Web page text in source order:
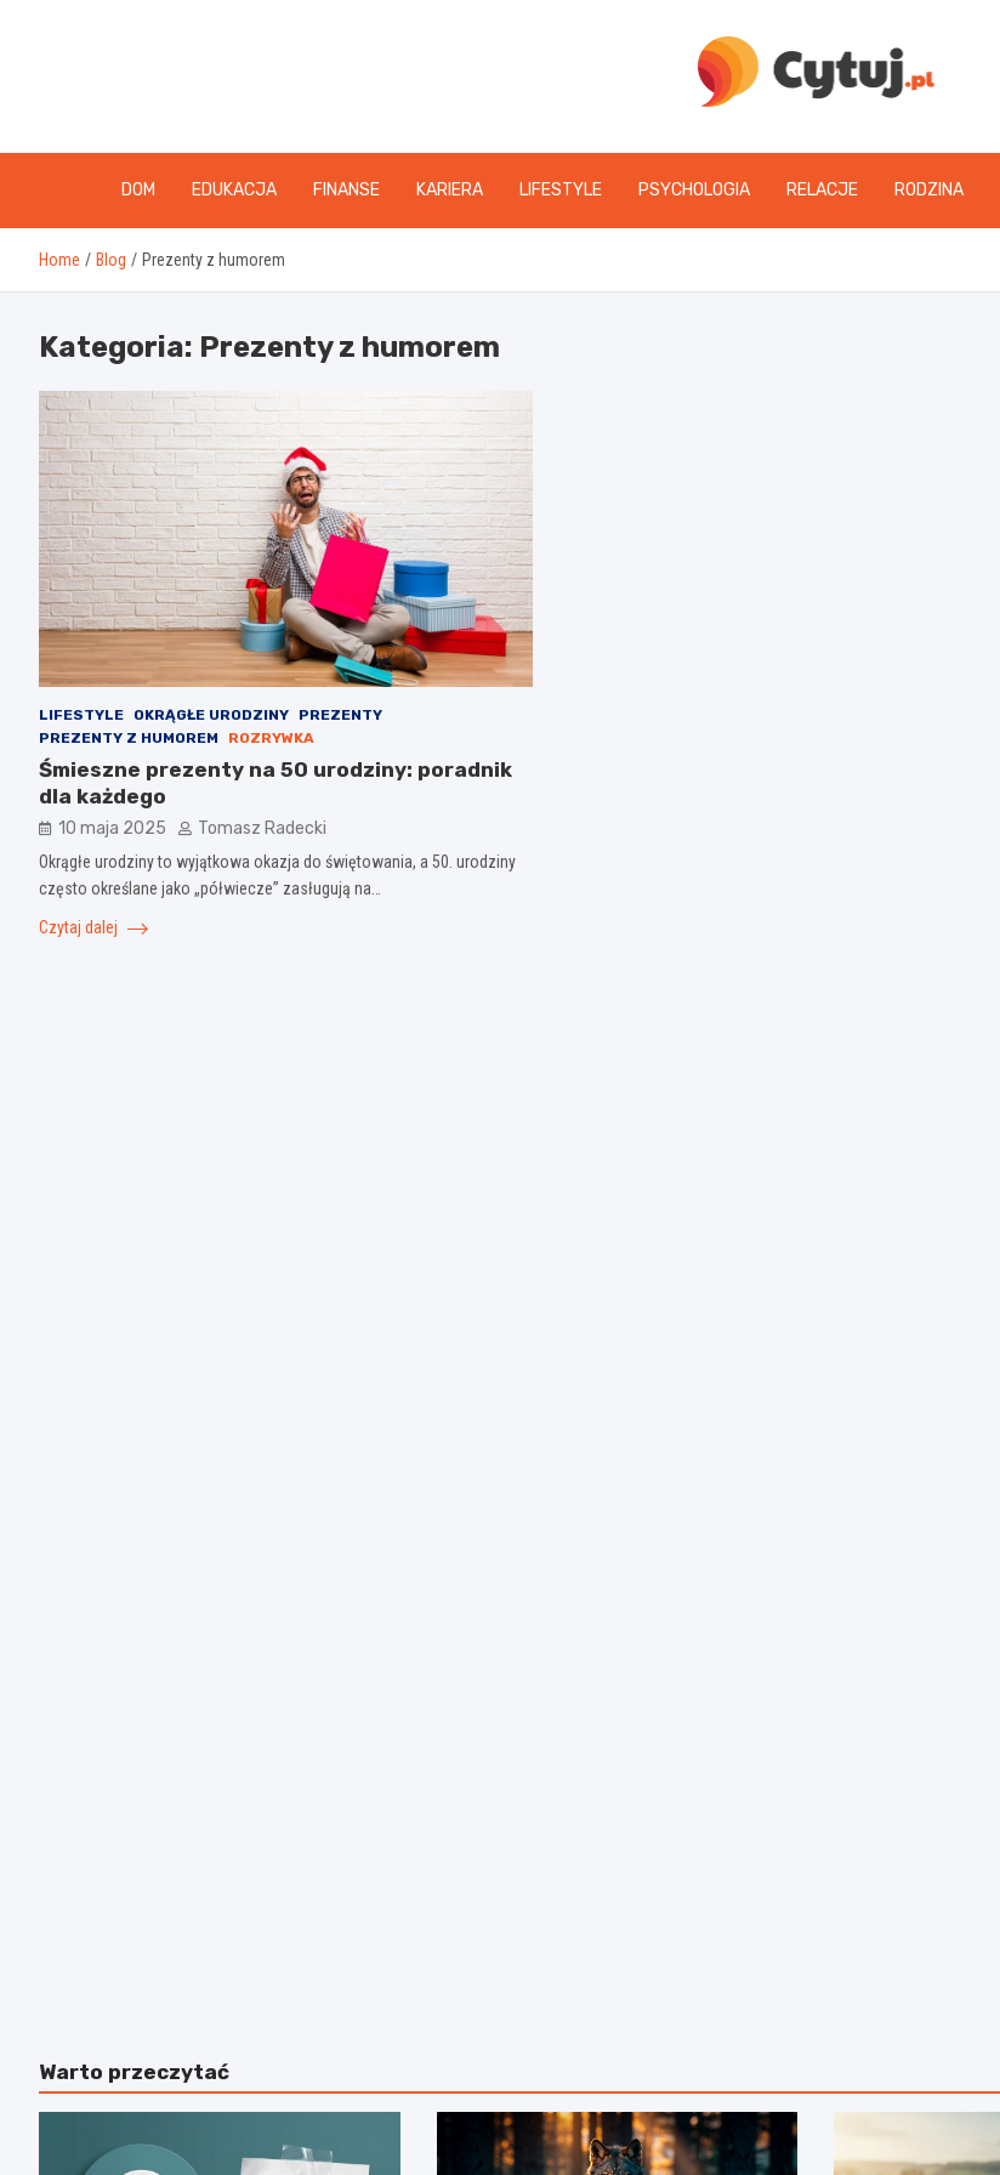
www.cytuj.pl
DOM EDUKACJA FINANSE KARIERA LIFESTYLE PSYCHOLOGIA RELACJE RODZINA
Home Blog Prezenty z humorem
Kategoria: Prezenty z humorem
LIFESTYLE OKRĄGŁE URODZINY
PREZENTY
PREZENTY Z HUMOREM
ROZRYWKA
Śmieszne prezenty na 50 urodziny: poradnik
dla każdego
10 maja 2025 Tomasz Radecki
Okrągłe urodziny to wyjątkowa okazja do świętowania, a 50. urodziny
często określane jako „półwiecze” zasługują na…
Czytaj dalej
Warto przeczytać